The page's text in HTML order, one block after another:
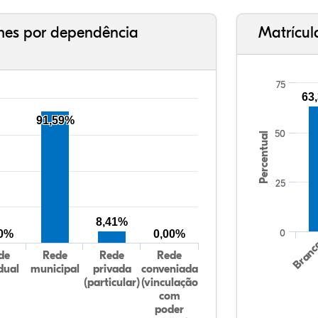
por dependência
Rede
municipal
Rede
privada
(particular)
Rede
conveniada
(vinculação
com
poder
91,59%
8,41%
0,00%
Percentual
0
25
50
75